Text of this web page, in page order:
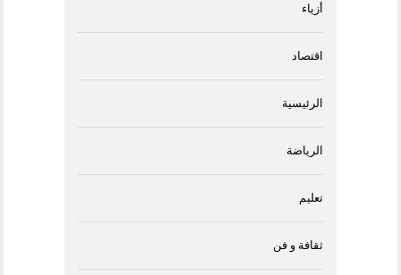
أزياء
اقتصاد
الرئيسية
الرياضة
تعليم
ثقافة و فن